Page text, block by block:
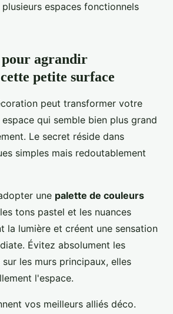
espaces fonctionnels
pour agrandir
petite surface
peut transformer votre
qui semble bien plus grand
Le secret réside dans
simples mais redoutablement
une palette de couleurs
tons pastel et les nuances
la lumière et créent une sensation
Évitez absolument les
les murs principaux, elles
l'espace.
vos meilleurs alliés déco.